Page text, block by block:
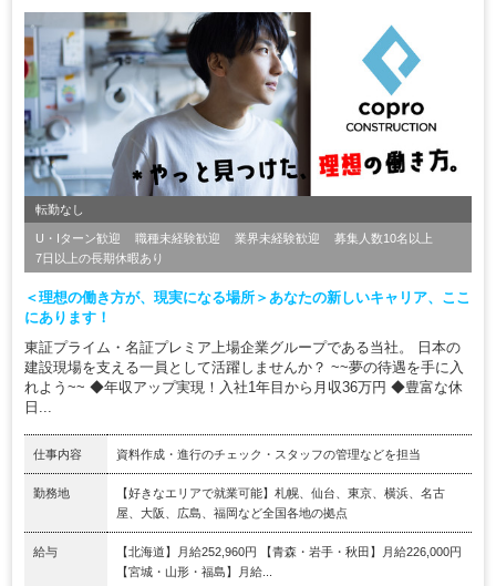
転勤なし
U・Iターン歓迎 職種未経験歓迎 業界未経験歓迎
募集人数10名以上
7日以上の長期休暇あり
＜理想の働き方が、現実になる場所＞あなたの新しいキャリア、ここ
にあります！
東証プライム・名証プレミア上場企業グループである当社。 日本の
建設現場を支える一員として活躍しませんか？ ~~夢の待遇を手に入
れよう~~ ◆年収アップ実現！入社1年目から月収36万円 ◆豊富な休
日...
仕事内容 資料作成・進行のチェック・スタッフの管理などを担当
勤務地
【好きなエリアで就業可能】札幌、仙台、東京、横浜、名古
屋、大阪、広島、福岡など全国各地の拠点
給与
【北海道】月給252,960円 【青森・岩手・秋田】月給226,000円
【宮城・山形・福島】月給...